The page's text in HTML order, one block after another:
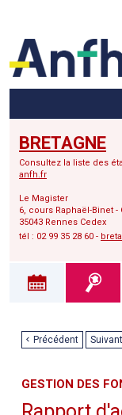
BRETAGNE
Consultez la liste des
anfh.fr
Le Magister
6, cours Raphaël-Binet -
35043 Rennes Cedex
tél : 02 99 35 28 60 -
Précédent Suivant
GESTION DES